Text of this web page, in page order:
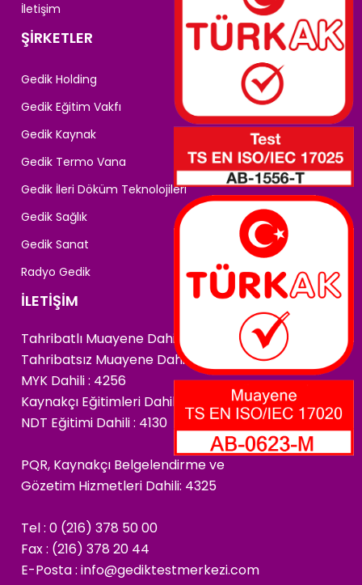
İletişim
ŞİRKETLER
Gedik Holding
Gedik Eğitim Vakfı
Gedik Kaynak
Gedik Termo Vana
Gedik İleri Döküm Teknolojileri
Gedik Sağlık
Gedik Sanat
Radyo Gedik
İLETİŞİM
Tahribatlı Muayene Dahili : 4222
Tahribatsız Muayene Dahili : 4266
MYK Dahili : 4256
Kaynakçı Eğitimleri Dahili : 4174
NDT Eğitimi Dahili : 4130
PQR, Kaynakçı Belgelendirme ve
Gözetim Hizmetleri Dahili: 4325
Tel : 0 (216) 378 50 00
Fax : (216) 378 20 44
E-Posta :info@gediktestmerkezi.com